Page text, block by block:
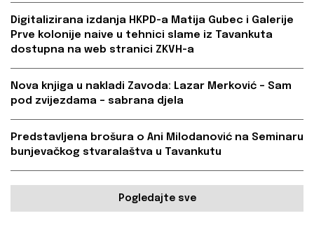
Digitalizirana izdanja HKPD-a Matija Gubec i Galerije
Prve kolonije naive u tehnici slame iz Tavankuta
dostupna na web stranici ZKVH-a
Nova knjiga u nakladi Zavoda: Lazar Merković – Sam
pod zvijezdama – sabrana djela
Predstavljena brošura o Ani Milodanović na Seminaru
bunjevačkog stvaralaštva u Tavankutu
Pogledajte sve